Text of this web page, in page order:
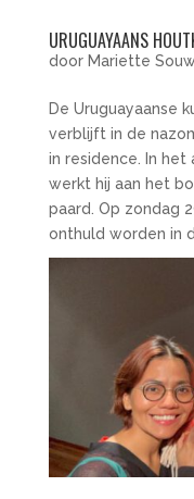
URUGUAYAANS
door Mariette
De Uruguayaanse
verblijft in de
in residence. In het
werkt hij aan het
paard. Op zondag
onthuld worden in